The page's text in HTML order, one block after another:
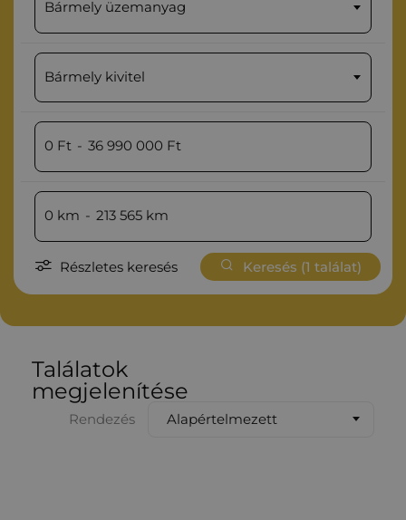
Bármely üzemanyag
Bármely kivitel
0 Ft - 36 990 000 Ft
0 km - 213 565 km
Részletes keresés Keresés (1 találat)
Találatok
megjelenítése
Rendezés Alapértelmezett